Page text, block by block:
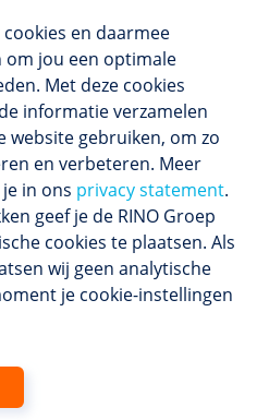
en daarmee
om jou een optimale
Met deze cookies
informatie verzamelen
website gebruiken, om zo
en verbeteren. Meer
in ons privacy statement.
geef je de RINO Groep
cookies te plaatsen. Als
wij geen analytische
je cookie-instellingen
250 opleidingen
in huis
CRKBO-geregistreerd
beoordeling 8,4
ons
het (nieuwe) scholings­
laatste nieuws.